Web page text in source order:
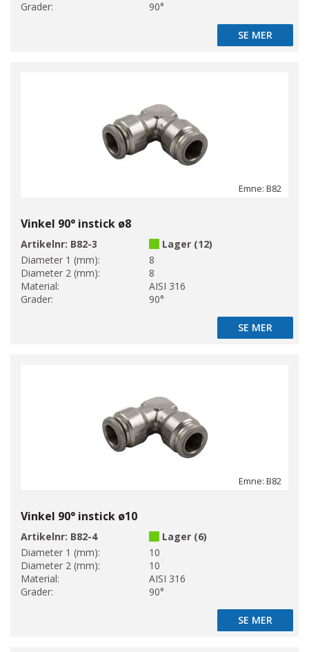
Grader:
90°
SE MER
SE MER
Emne: B82
Vinkel 90° instick ø8
Artikelnr: B82-3
Lager (12)
Diameter 1 (mm):
8
Diameter 2 (mm):
8
Material:
AISI 316
Grader:
90°
SE MER
SE MER
Emne: B82
Vinkel 90° instick ø10
Artikelnr: B82-4
Lager (6)
Diameter 1 (mm):
10
Diameter 2 (mm):
10
Material:
AISI 316
Grader:
90°
SE MER
SE MER